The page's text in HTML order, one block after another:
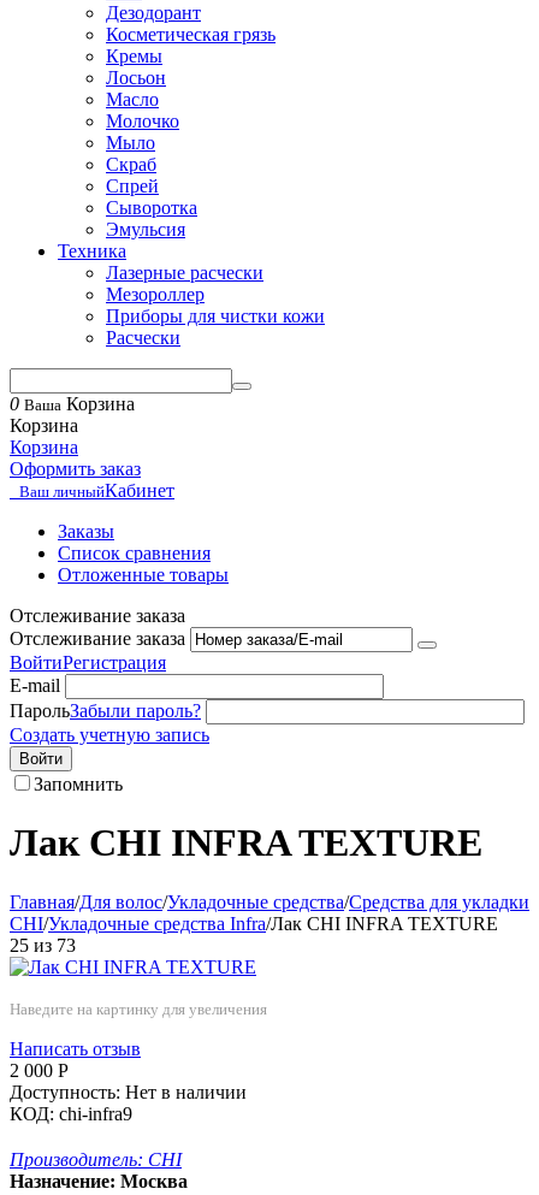
Дезодорант
Косметическая грязь
Кремы
Лосьон
Масло
Молочко
Мыло
Скраб
Спрей
Сыворотка
Эмульсия
Техника
Лазерные расчески
Мезороллер
Приборы для чистки кожи
Расчески
0 Ваша Корзина
Корзина
Корзина
Оформить заказ
Ваш личныйКабинет
Заказы
Список сравнения
Отложенные товары
Отслеживание заказа
Отслеживание заказа
ВойтиРегистрация
E-mail
ПарольЗабыли пароль?
Создать учетную запись
Войти
Запомнить
Лак CHI INFRA TEXTURE
Главная/Для волос/Укладочные средства/Средства для укладки
CHI/Укладочные средства Infra/Лак CHI INFRA TEXTURE
25 из 73
Наведите на картинку для увеличения
Написать отзыв
2 000 Р
Доступность: Нет в наличии
КОД: chi-infra9
Производитель: CHI
Назначение: Москва